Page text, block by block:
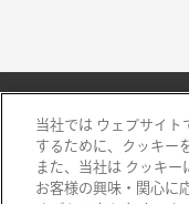
当社では ウェブサイ
するために、クッキー
また、当社は クッキ
お客様の興味・関心に